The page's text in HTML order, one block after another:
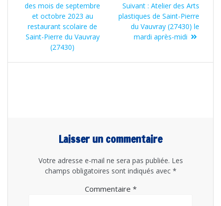
l’article
précédent
:
des mois de septembre
et octobre 2023 au
restaurant scolaire de
Saint-Pierre du Vauvray
(27430)
Suivant : Article
suivant
:
Atelier des Arts
plastiques de Saint-Pierre
du Vauvray (27430) le
mardi après-midi
Laisser un commentaire
Votre adresse e-mail ne sera pas publiée. Les
champs obligatoires sont indiqués avec *
Commentaire *